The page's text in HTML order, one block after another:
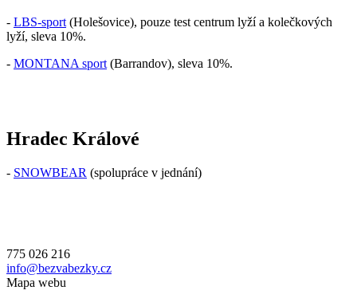
- LBS-sport(Holešovice), pouze test centrum lyží a kolečkových
lyží, sleva 10%.
- MONTANA sport(Barrandov), sleva 10%.
Hradec Králové
- SNOWBEAR (spolupráce v jednání)
775 026 216
info@bezvabezky.cz
Mapa webu